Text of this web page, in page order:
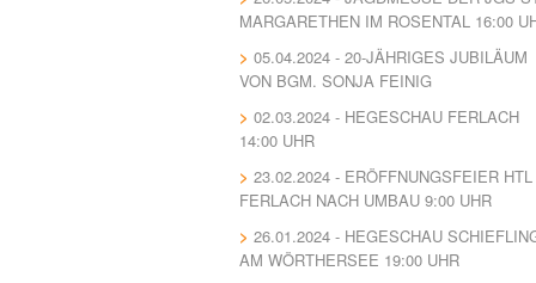
MARGARETHEN IM ROSENTAL 16:00
05.04.2024 - 20-JÄHRIGES JUBILÄUM
VON BGM. SONJA FEINIG
02.03.2024 - HEGESCHAU FERLACH
14:00 UHR
23.02.2024 - ERÖFFNUNGSFEIER HTL
FERLACH NACH UMBAU 9:00 UHR
26.01.2024 - HEGESCHAU
AM WÖRTHERSEE 19:00 UHR